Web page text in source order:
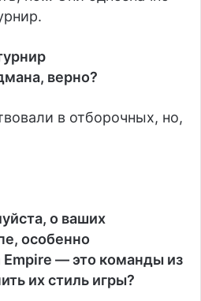
, верно?
в отборочных, но,
о ваших
особенно
Empire — это команды из
их стиль игры?